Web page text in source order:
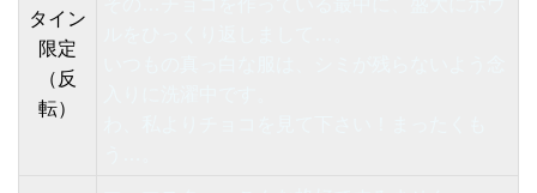
タイン
限定
（反
転）